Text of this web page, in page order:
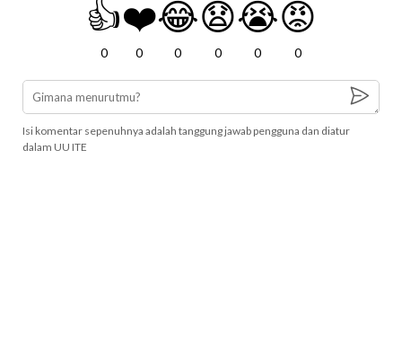
👍
0
❤️
0
😂
0
😧
0
😭
0
😡
0
Isi komentar sepenuhnya adalah tanggung jawab pengguna dan diatur
dalam UU ITE